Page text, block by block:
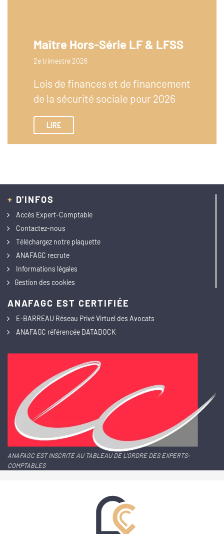
Maître Hors-Série LF & LFSS
2e trimestre 2026
Lois de finances et de financement
de la sécurité sociale pour 2026
LIRE
+ D'INFOS
Accès Expert-Comptable
Contactez-nous
Téléchargez notre plaquette
ANAFAGC recrute
Informations légales
Gestion des cookies
ANAFAGC EST CERTIFIÉE
E-BARREAU Réseau Privé Virtuel des Avocats
ANAFAGC référencée DATADOCK
ANAFAGC EST INSCRITE AU TABLEAU DE L'ORDRE DES EXPERTS-
COMPTABLES